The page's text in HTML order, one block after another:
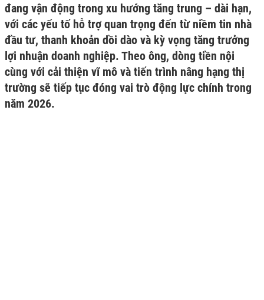
đang vận động trong xu hướng tăng trung – dài hạn,
với các yếu tố hỗ trợ quan trọng đến từ niềm tin nhà
đầu tư, thanh khoản dồi dào và kỳ vọng tăng trưởng
lợi nhuận doanh nghiệp. Theo ông, dòng tiền nội
cùng với cải thiện vĩ mô và tiến trình nâng hạng thị
trường sẽ tiếp tục đóng vai trò động lực chính trong
năm 2026.